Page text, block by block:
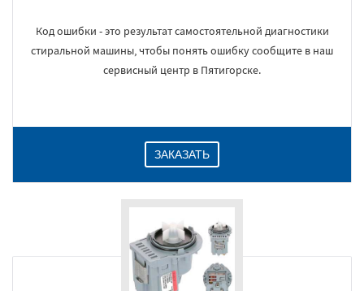
Код ошибки - это результат самостоятельной диагностики
стиральной машины, чтобы понять ошибку сообщите в наш
сервисный центр в Пятигорске.
ЗАКАЗАТЬ